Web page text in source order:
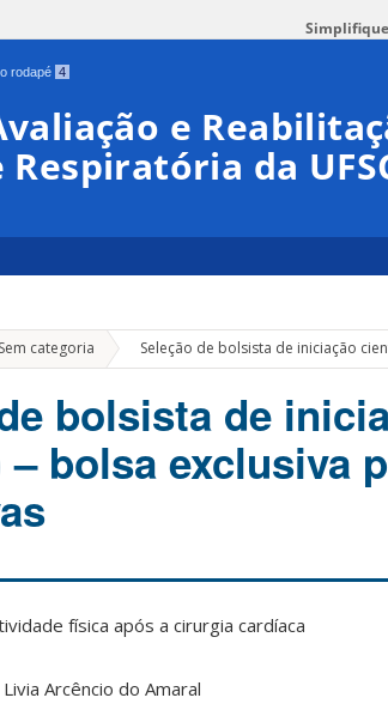
rodapé 4
e
da
Sem categoria » Seleção de bolsista de iniciação
bolsista de
– bolsa exclusiva
física após a cirurgia cardíaca
Arcêncio do Amaral